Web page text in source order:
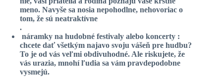
meno. Navyše sa nosia nepohodlne, nehovoriac o
tom, že sú neatraktívne
.
náramky na hudobné festivaly alebo koncerty :
chcete dať všetkým najavo svoju vášeň pre hudbu?
To je od vás veľmi obdivuhodné. Ale riskujete, že
vás urazia, mnohí ľudia sa vám pravdepodobne
vysmejú.